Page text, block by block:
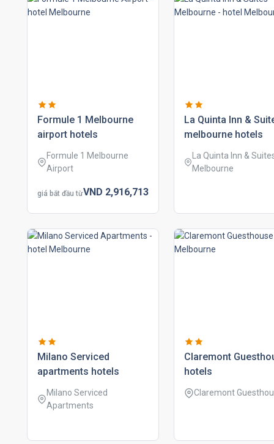
formule 1 melbourne
airport hotels
Formule 1 Melbourne
Airport
giá bắt đầu từVND 2,916,713
la quinta inn &
melbourne hotels
La Quinta Inn &
Melbourne
milano serviced
apartments hotels
Milano Serviced
Apartments
claremont
hotels
Claremont